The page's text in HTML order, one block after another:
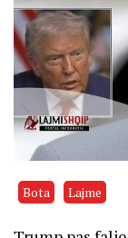
Bota Lajme